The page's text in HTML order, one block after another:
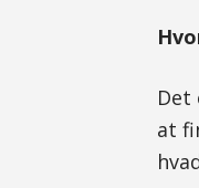
Det
at